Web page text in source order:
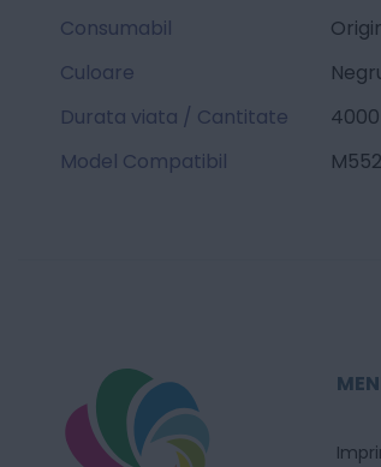
Consumabil
Culoare
Durata viata / Cantitate
Model Compatibil